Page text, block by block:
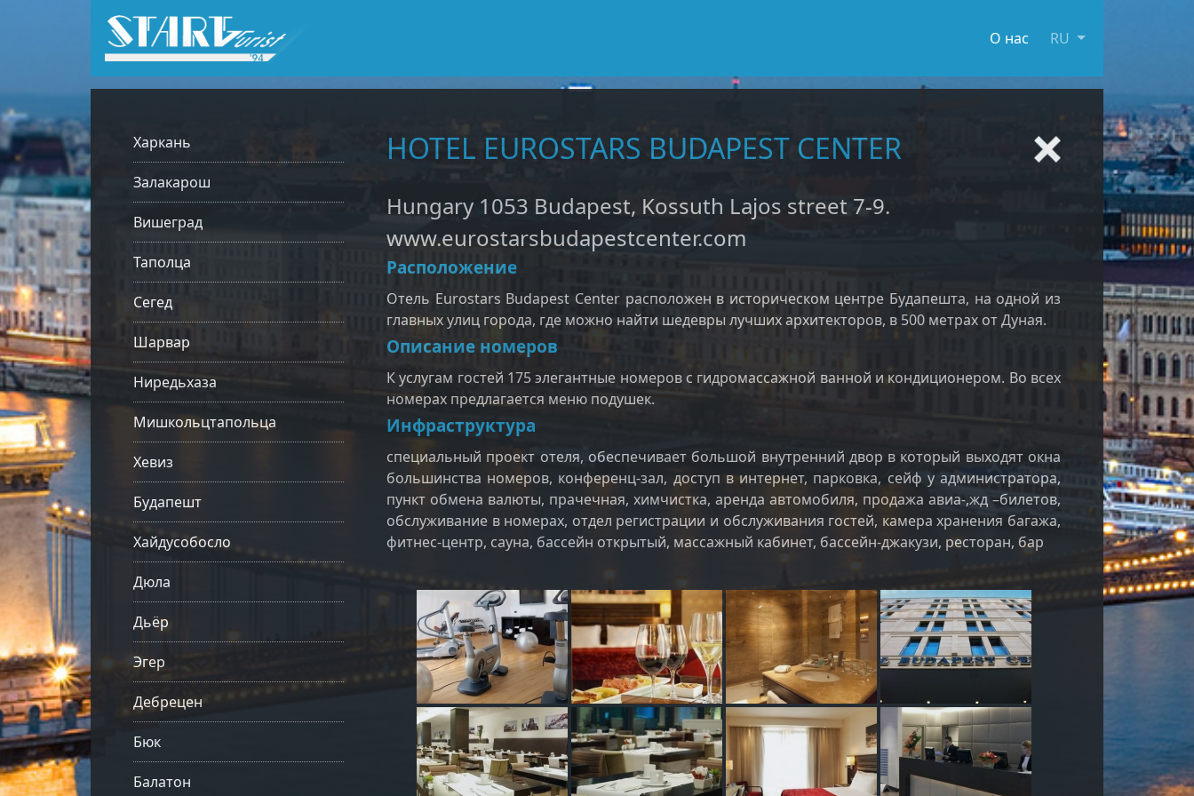
О нас RU
Харкань
Залакарош
Вишеград
Таполца
Сегед
Шарвар
Ниредьхаза
Мишкольцтапольца
Хевиз
Будапешт
Хайдусобосло
Дюла
Дьёр
Эгер
Дебрецен
Бюк
Балатон
HOTEL EUROSTARS BUDAPEST CENTER
Hungary 1053 Budapest, Kossuth Lajos street 7-9.
www.eurostarsbudapestcenter.com
Расположение
Отель Eurostars Budapest Center расположен в историческом центре Будапешта, на одной из
главных улиц города, где можно найти шедевры лучших архитекторов, в 500 метрах от Дуная.
Описание номеров
К услугам гостей 175 элегантные номеров с гидромассажной ванной и кондиционером. Во всех
номерах предлагается меню подушек.
Инфраструктура
специальный проект отеля, обеспечивает большой внутренний двор в который выходят окна
большинства номеров, конференц-зал, доступ в интернет, парковка, сейф у администратора,
пункт обмена валюты, прачечная, химчистка, аренда автомобиля, продажа авиа-,жд –билетов,
обслуживание в номерах, отдел регистрации и обслуживания гостей, камера хранения багажа,
фитнес-центр, сауна, бассейн открытый, массажный кабинет, бассейн-джакузи, ресторан, бар